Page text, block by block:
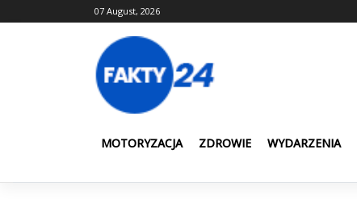
to
07 August, 2026
MOTORYZACJA ZDROWIE WYDARZENIA